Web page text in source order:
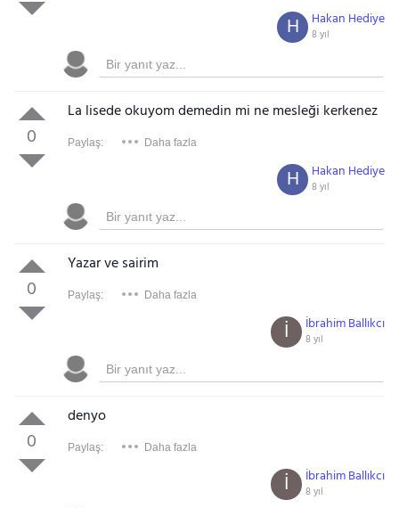
Hakan Hediye
8 yıl
H
0
La lisede okuyom demedin mi ne mesleği kerkenez
Paylaş: Daha fazla
Hakan Hediye
8 yıl
H
0
Yazar ve sairim
Paylaş: Daha fazla
İbrahim Ballıkcı
8 yıl
İ
0
denyo
Paylaş: Daha fazla
İbrahim Ballıkcı
8 yıl
İ